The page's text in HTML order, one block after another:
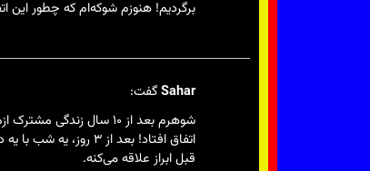
برگردیم! هنوزم شوکه‌ام که چطور این
Saharگفت:
شوهرم بعد از ۱۰ سال
اتفاق افتاد! بعد
قبل ابراز علاقه می‌کنه.